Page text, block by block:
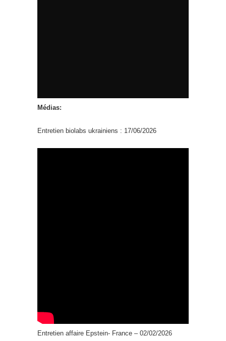
Médias:
Entretien biolabs ukrainiens : 17/06/2026
Entretien affaire Epstein- France – 02/02/2026